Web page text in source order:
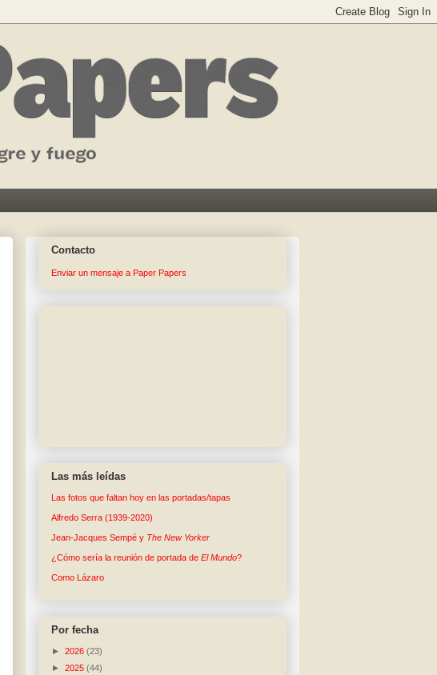
Contacto
Enviar un mensaje a Paper Papers
Las más leídas
Las fotos que faltan hoy en las portadas/tapas
Alfredo Serra (1939-2020)
Jean-Jacques Sempé y The New Yorker
¿Cómo sería la reunión de portada de El Mundo?
Como Lázaro
Por fecha
► 2026 (23)
► 2025 (44)